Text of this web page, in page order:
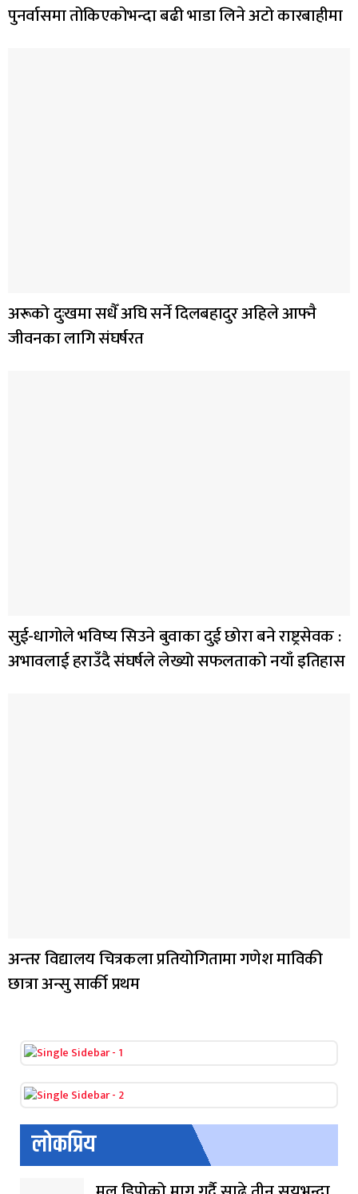
पुनर्वासमा तोकिएकोभन्दा बढी भाडा लिने अटो कारबाहीमा
अरूको दुःखमा सधैँ अघि सर्ने दिलबहादुर अहिले आफ्नै
जीवनका लागि संघर्षरत
सुई-धागोले भविष्य सिउने बुवाका दुई छोरा बने राष्ट्रसेवक :
अभावलाई हराउँदै संघर्षले लेख्यो सफलताको नयाँ इतिहास
अन्तर विद्यालय चित्रकला प्रतियोगितामा गणेश माविकी
छात्रा अन्सु सार्की प्रथम
लोकप्रिय